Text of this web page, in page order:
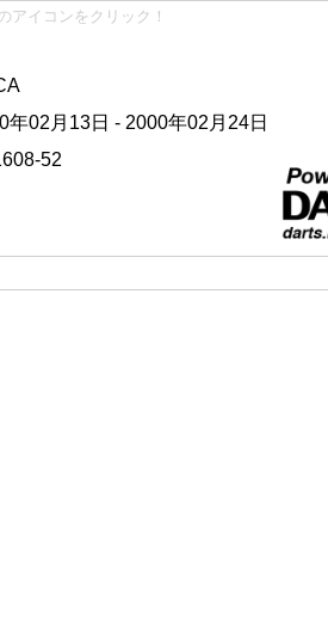
アイコンをクリック！
年02月13日 - 2000年02月24日
52